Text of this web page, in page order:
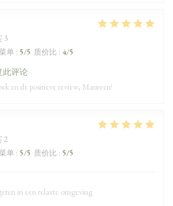
3
菜单 : 5/5 质价比 : 4/5
此评论
en de positieve review, Maureen!
2
菜单 : 5/5 质价比 : 5/5
in een relaxte omgeving